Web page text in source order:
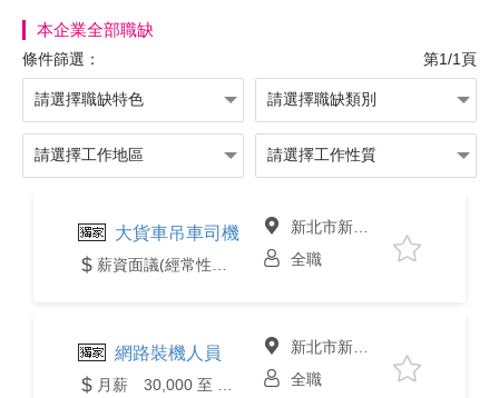
本企業全部職缺
條件篩選： 第1/1頁
大貨車吊車司機
新北市新店區
全職
網路裝機人員
新北市新店區
全職